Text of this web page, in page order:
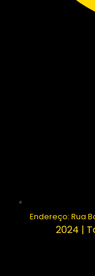
Endereço: Rua
2024 |